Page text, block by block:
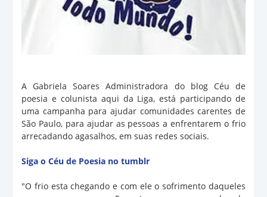
A Gabriela Soares Administradora do blog Céu de
poesia e colunista aqui da Liga, está participando de
uma campanha para ajudar comunidades carentes de
São Paulo, para ajudar as pessoas a enfrentarem o frio
arrecadando agasalhos, em suas redes sociais.
Siga o Céu de Poesia no tumblr
"O frio esta chegando e com ele o sofrimento daqueles